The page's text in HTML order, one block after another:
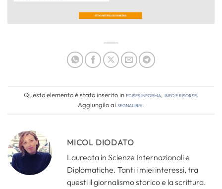
Questo elemento è stato inserito inEdises informa, Info e risorse.
Aggiungilo ai segnalibri.
MICOL DIODATO
Laureata in Scienze Internazionali e
Diplomatiche. Tanti i miei interessi, tra
questi il giornalismo storico e la scrittura.